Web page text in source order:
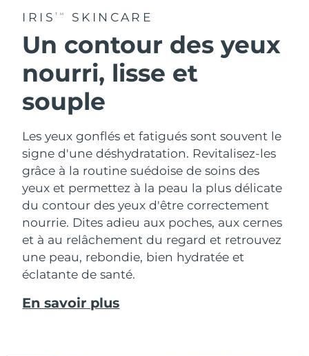
IRISTM SKINCARE
Un contour des yeux
nourri, lisse et
souple
Les yeux gonflés et fatigués sont souvent le
signe d'une déshydratation. Revitalisez-les
grâce à la routine suédoise de soins des
yeux et permettez à la peau la plus délicate
du contour des yeux d'être correctement
nourrie. Dites adieu aux poches, aux cernes
et à au relâchement du regard et retrouvez
une peau, rebondie, bien hydratée et
éclatante de santé.
En savoir plus